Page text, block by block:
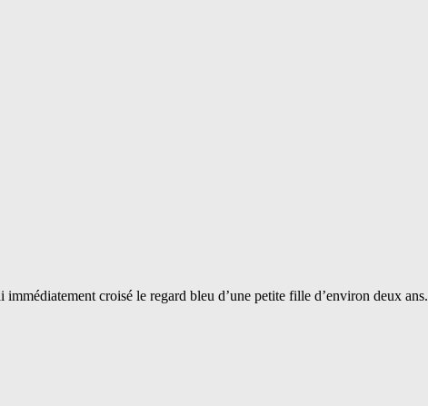
croisé le regard bleu d’une petite fille d’environ deux ans.